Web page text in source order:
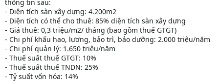
thông tin sau:
- Diện tích sàn xây dựng: 4.200m2
- Diện tích có thể cho thuê: 85% diện tích sàn xây dựng
- Giá thuê: 0,3 triệu/m2/ tháng (bao gồm thuế GTGT)
- Chi phí khấu hao, lương, bảo trì, bảo dưỡng: 2.000 triệu/năm
- Chi phí quản lý: 1.650 triệu/năm
- Thuế suất thuế GTGT: 10%
- Thuế suất thuế TNDN: 25%
- Tỷ suất vốn hóa: 14%